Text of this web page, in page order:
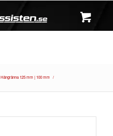
Hängränna 125 mm | 100 mm
/